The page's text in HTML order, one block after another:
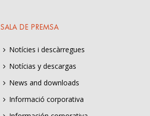
SALA DE PREMSA
Notícies i descàrregues
Notícias y descargas
News and downloads
Informació corporativa